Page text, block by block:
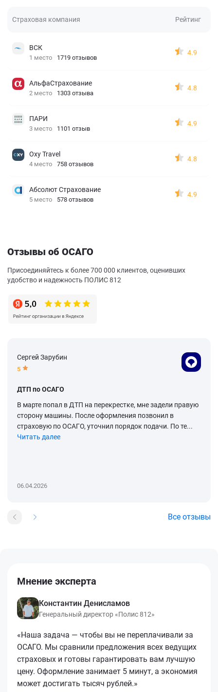
Страховая компания Рейтинг
ВСК
1 место 1719 отзывов
4.9
АльфаСтрахование
2 место 1303 отзыва
4.8
ПАРИ
3 место 1101 отзыв
4.9
Oxy Travel
4 место 758 отзывов
4.8
Абсолют Страхование
5 место 578 отзывов
4.9
Отзывы об ОСАГО
Присоединяйтесь к более 700 000 клиентов, оценивших
удобство и надежность ПОЛИС 812
Сергей Зарубин
5
ДТП по ОСАГО
В марте попал в ДТП на перекрестке, мне задели правую
сторону машины. После оформления позвонил в
страховую по ОСАГО, уточнил порядок подачи. По те...
Читать далее
06.04.2026
Все отзывы
Мнение эксперта
Константин Денисламов
Генеральный директор «Полис 812»
«Наша задача — чтобы вы не переплачивали за
ОСАГО. Мы сравнили предложения всех ведущих
страховых и готовы гарантировать вам лучшую
цену. Оформление занимает 5 минут, а экономия
может достигать тысяч рублей.»